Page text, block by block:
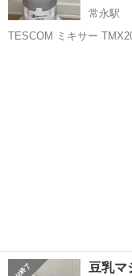
常永駅
TESCOM ミキサー TMX20A 動作確認済
豆乳マ